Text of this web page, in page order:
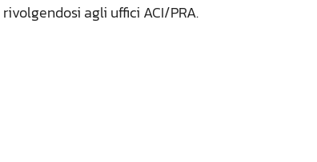
agli uffici ACI/PRA.